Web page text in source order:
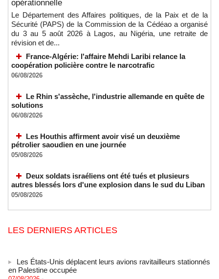
opérationnelle
Le Département des Affaires politiques, de la Paix et de la
Sécurité (PAPS) de la Commission de la Cédéao a organisé
du 3 au 5 août 2026 à Lagos, au Nigéria, une retraite de
révision et de...
France-Algérie: l'affaire Mehdi Laribi relance la
coopération policière contre le narcotrafic
06/08/2026
Le Rhin s'assèche, l'industrie allemande en quête de
solutions
06/08/2026
Les Houthis affirment avoir visé un deuxième
pétrolier saoudien en une journée
05/08/2026
Deux soldats israéliens ont été tués et plusieurs
autres blessés lors d'une explosion dans le sud du Liban
05/08/2026
LES DERNIERS ARTICLES
en Palestine occupée
07/08/2026 -